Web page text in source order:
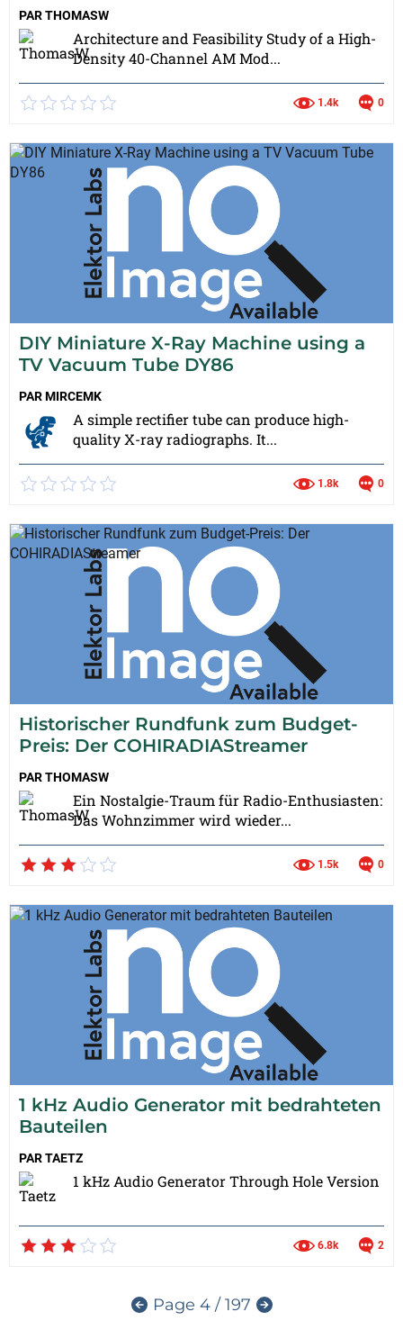
PARTHOMASW
Architecture and Feasibility Study of a High-
Density 40-Channel AM Mod...
1.4k 0
DIY Miniature X-Ray Machine using a
TV Vacuum Tube DY86
PARMIRCEMK
A simple rectifier tube can produce high-
quality X-ray radiographs. It...
1.8k 0
Historischer Rundfunk zum Budget-
Preis: Der COHIRADIAStreamer
PARTHOMASW
Ein Nostalgie-Traum für Radio-Enthusiasten:
Das Wohnzimmer wird wieder...
1.5k 0
1 kHz Audio Generator mit bedrahteten
Bauteilen
PARTAETZ
1 kHz Audio Generator Through Hole Version
6.8k 2
Page 4 / 197